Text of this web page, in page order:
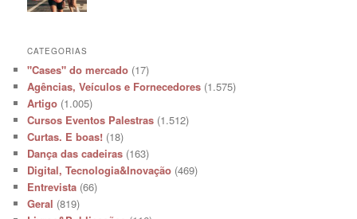
CATEGORIAS
"Cases" do mercado (17)
Agências, Veículos e Fornecedores (1.575)
Artigo (1.005)
Cursos Eventos Palestras (1.512)
Curtas. E boas! (18)
Dança das cadeiras (163)
Digital, Tecnologia&Inovação (469)
Entrevista (66)
Geral (819)